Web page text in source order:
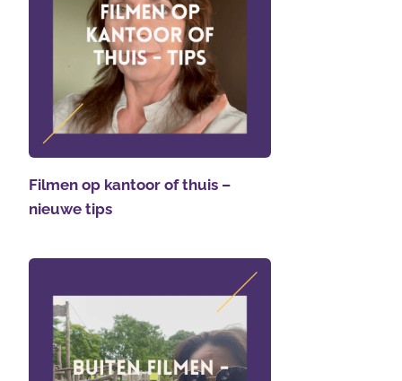
Filmen op kantoor of thuis –
nieuwe tips